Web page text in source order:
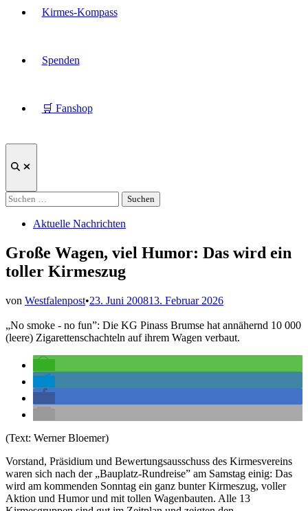
Kirmes-Kompass
Spenden
🛒 Fanshop
Suche
Suchen
nach:
Veröffentlicht
Aktuelle Nachrichten
Große Wagen, viel Humor: Das wird ein
toller Kirmeszug
von Westfalenpost•23. Juni 200813. Februar 2026
„No smoke - no fun”: Die KG Pinass Brumse hat annähernd 10 000
(leere) Zigarettenschachteln auf ihrem Wagen verbaut.
(Text: Werner Bloemer)
Vorstand, Präsidium und Bewertungsausschuss des Kirmesvereins
waren sich nach der „Bauplatz-Rundreise” am Samstag einig: Das
wird am kommenden Sonntag ein ganz bunter Kirmeszug, voller
Aktion und Humor und mit tollen Wagenbauten. Alle 13